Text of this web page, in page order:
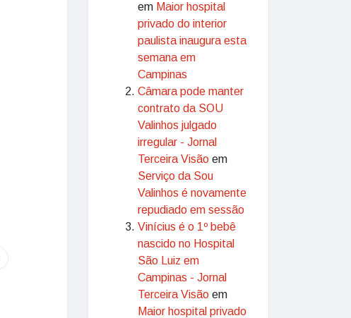
em Maior hospital
privado do interior
paulista inaugura esta
semana em
Campinas
Câmara pode manter
contrato da SOU
Valinhos julgado
irregular - Jornal
Terceira Visão em
Serviço da Sou
Valinhos é novamente
repudiado em sessão
Vinícius é o 1º bebê
nascido no Hospital
São Luiz em
Campinas - Jornal
Terceira Visão em
Maior hospital privado